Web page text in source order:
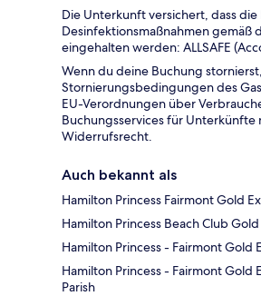
Die Unterkunft versichert, dass
Desinfektionsmaßnahmen gemäß
eingehalten werden: ALLSAFE
Wenn du deine Buchung
Stornierungsbedingungen des
EU-Verordnungen über
Buchungsservices für Unterkünfte
Widerrufsrecht.
Auch bekannt als
Hamilton Princess Fairmont Gold
Hamilton Princess Beach Club
Hamilton Princess - Fairmont Gold
Hamilton Princess - Fairmont Gold
Parish